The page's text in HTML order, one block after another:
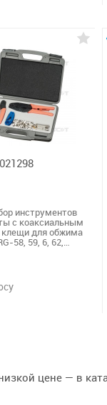
021298
инструментов
с коаксиальным
клещи для обжима
58, 59, 6, 62,
цене — в